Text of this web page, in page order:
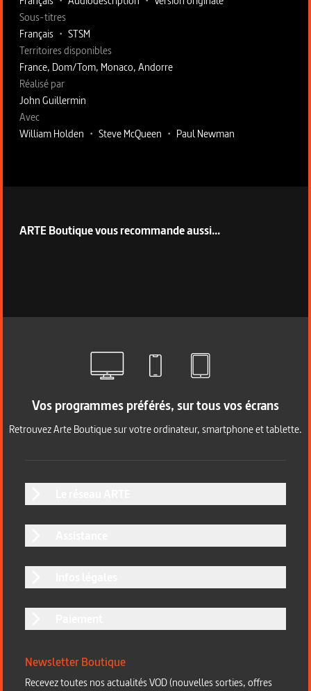
Sous-titres
Français • STSM
Territoires disponibles
France, Dom/Tom, Monaco, Andorre
Fiche technique section droite
Réalisé par
John Guillermin
Avec
William Holden • Steve McQueen • Paul Newman
ARTE Boutique vous recommande aussi...
Vos programmes préférés, sur tous vos écrans
Retrouvez Arte Boutique sur votre ordinateur, smartphone et tablette.
Newsletter Boutique
Recevez toutes nos actualités VOD (nouvelles sorties, offres